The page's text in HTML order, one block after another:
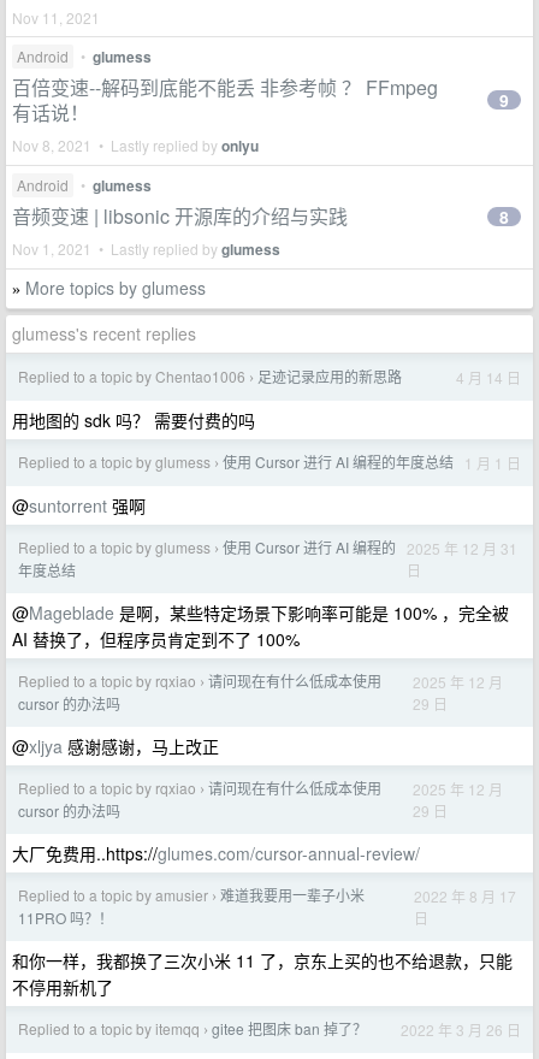
Nov 11, 2021
Android
• glumess
百倍变速--解码到底能不能丢 非参考帧 ？ FFmpeg
有话说！
Nov 8, 2021 • Lastly replied byonlyu
9
Android • glumess
音频变速 | libsonic 开源库的介绍与实践
Nov 1, 2021 • Lastly replied byglumess
8
» More topics by glumess
glumess's recent replies
Replied to a topic by Chentao1006 › 足迹记录应用的新思路 4 月 14 日
用地图的 sdk 吗？ 需要付费的吗
Replied to a topic by glumess › 使用 Cursor 进行 AI 编程的年度总结 1 月 1 日
@suntorrent 强啊
Replied to a topic by glumess › 使用 Cursor 进行 AI 编程的
年度总结
2025 年 12 月 31
日
@Mageblade 是啊，某些特定场景下影响率可能是 100% ，完全被
AI 替换了，但程序员肯定到不了 100%
Replied to a topic by rqxiao › 请问现在有什么低成本使用
cursor 的办法吗
2025 年 12 月
29 日
@xljya 感谢感谢，马上改正
Replied to a topic by rqxiao › 请问现在有什么低成本使用
cursor 的办法吗
2025 年 12 月
29 日
大厂免费用..https://glumes.com/cursor-annual-review/
Replied to a topic by amusier › 难道我要用一辈子小米
11PRO 吗？！
2022 年 8 月 17
日
和你一样，我都换了三次小米 11 了，京东上买的也不给退款，只能
不停用新机了
Replied to a topic by itemqq › gitee 把图床 ban 掉了？ 2022 年 3 月 26 日